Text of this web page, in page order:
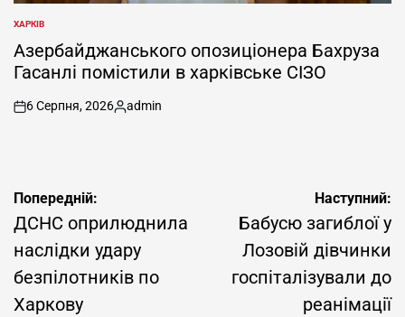
ОПУБЛІКУВАТИ
ХАРКІВ
Азербайджанського опозиціонера Бахруза
Гасанлі помістили в харківське СІЗО
on
6 Серпня, 2026
Опубліковано
admin
Навігація
записів
Попередній:
ДСНС оприлюднила
наслідки удару
безпілотників по
Харкову
Наступний:
Бабусю загиблої у
Лозовій дівчинки
госпіталізували до
реанімації